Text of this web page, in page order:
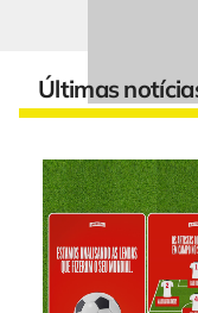
Últimas